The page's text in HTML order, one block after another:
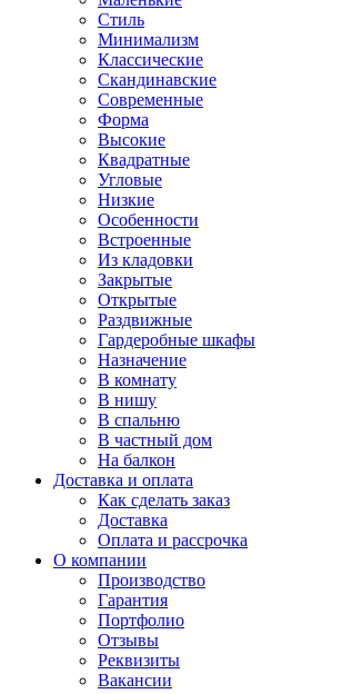
Стиль
Минимализм
Классические
Скандинавские
Современные
Форма
Высокие
Квадратные
Угловые
Низкие
Особенности
Встроенные
Из кладовки
Закрытые
Открытые
Раздвижные
Гардеробные шкафы
Назначение
В комнату
В нишу
В спальню
В частный дом
На балкон
Доставка и оплата
Как сделать заказ
Доставка
Оплата и рассрочка
О компании
Производство
Гарантия
Портфолио
Отзывы
Реквизиты
Вакансии